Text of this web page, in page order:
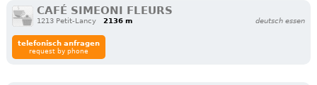
CAFÉ SIMEONI FLEURS
1213 Petit-Lancy 2136 m deutsch essen
telefonisch anfragen
request by phone